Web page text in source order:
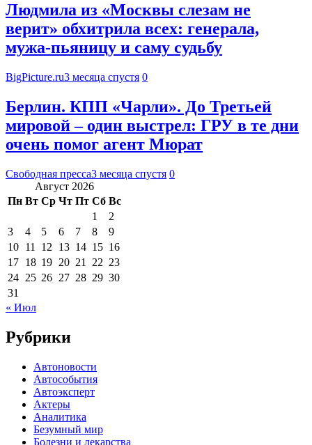
Людмила из «Москвы слезам не
верит» обхитрила всех: генерала,
мужа-пьяницу и саму судьбу
BigPicture.ru3 месяца спустя 0
Берлин. КПП «Чарли». До Третьей
мировой – один выстрел: ГРУ в те дни
очень помог агент Мюрат
Свободная пресса3 месяца спустя 0
Август 2026
Пн Вт Ср Чт Пт Сб Вс
1
2
3
4 5 6 7 8
9
10 11 12 13 14 15 16
17 18 19 20 21 22 23
24 25 26 27 28 29 30
31
« Июл
Рубрики
Автоновости
Автособытия
Автоэксперт
Актеры
Аналитика
Безумный мир
Болезни и лекарства